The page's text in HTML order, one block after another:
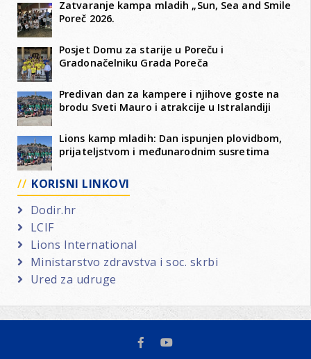
Zatvaranje kampa mladih „Sun, Sea and Smile
Poreč 2026.
Posjet Domu za starije u Poreču i
Gradonačelniku Grada Poreča
Predivan dan za kampere i njihove goste na
brodu Sveti Mauro i atrakcije u Istralandiji
Lions kamp mladih: Dan ispunjen plovidbom,
prijateljstvom i međunarodnim susretima
KORISNI LINKOVI
Dodir.hr
LCIF
Lions International
Ministarstvo zdravstva i soc. skrbi
Ured za udruge